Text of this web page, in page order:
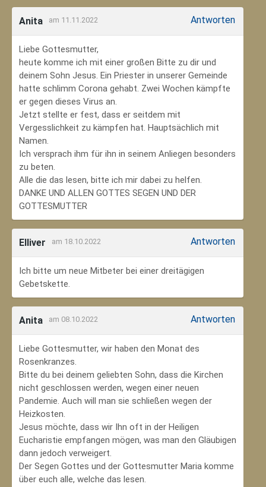
Anita am 11.11.2022 Antworten
Liebe Gottesmutter,
heute komme ich mit einer großen Bitte zu dir und
deinem Sohn Jesus. Ein Priester in unserer Gemeinde
hatte schlimm Corona gehabt. Zwei Wochen kämpfte
er gegen dieses Virus an.
Jetzt stellte er fest, dass er seitdem mit
Vergesslichkeit zu kämpfen hat. Hauptsächlich mit
Namen.
Ich versprach ihm für ihn in seinem Anliegen besonders
zu beten.
Alle die das lesen, bitte ich mir dabei zu helfen.
DANKE UND ALLEN GOTTES SEGEN UND DER
GOTTESMUTTER
Elliver am 18.10.2022 Antworten
Ich bitte um neue Mitbeter bei einer dreitägigen
Gebetskette.
Anita am 08.10.2022 Antworten
Liebe Gottesmutter, wir haben den Monat des
Rosenkranzes.
Bitte du bei deinem geliebten Sohn, dass die Kirchen
nicht geschlossen werden, wegen einer neuen
Pandemie. Auch will man sie schließen wegen der
Heizkosten.
Jesus möchte, dass wir Ihn oft in der Heiligen
Eucharistie empfangen mögen, was man den Gläubigen
dann jedoch verweigert.
Der Segen Gottes und der Gottesmutter Maria komme
über euch alle, welche das lesen.